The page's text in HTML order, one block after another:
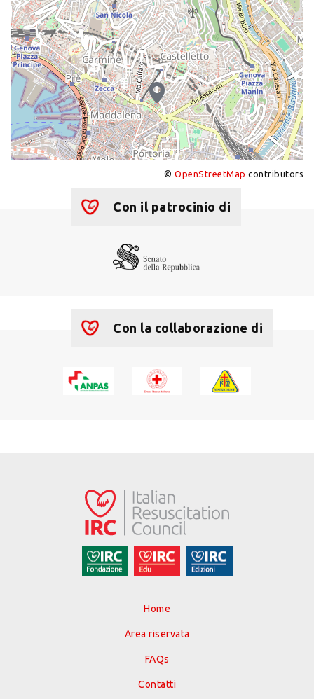
© OpenStreetMap contributors
Con il patrocinio di
Con la collaborazione di
Home
Area riservata
FAQs
Contatti